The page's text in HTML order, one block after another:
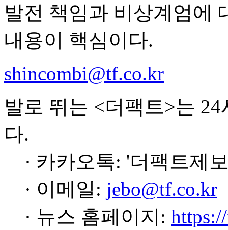
발전 책임과 비상계엄에
내용이 핵심이다.
shincombi@tf.co.kr
발로 뛰는 <더팩트>는
다.
· 카카오톡: '더팩트제
· 이메일: jebo@tf.co.kr
· 뉴스 홈페이지: